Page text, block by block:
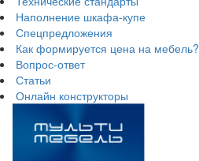
Наполнение шкафа-купе
Спецпредложения
Как формируется цена на мебель?
Вопрос-ответ
Статьи
Онлайн конструкторы